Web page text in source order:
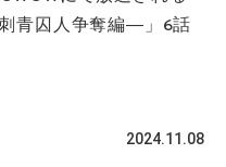
青囚人争奪編―」6話
2024.11.08